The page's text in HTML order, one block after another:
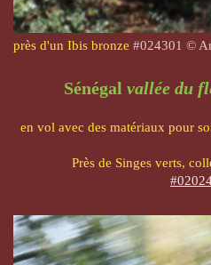
près d'un Ibis bronze #024301 ©
Sénégal vallée du
en vol avec des matériaux pour
Près de Singes verts,